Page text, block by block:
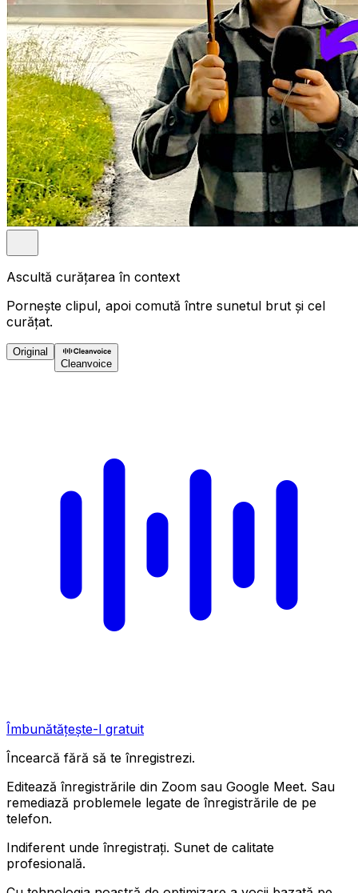
Ascultă curățarea în context
Pornește clipul, apoi comută între sunetul brut și cel
curățat.
Original
Cleanvoice
Îmbunătățește-l gratuit
Încearcă fără să te înregistrezi.
Editează înregistrările din Zoom sau Google Meet. Sau
remediază problemele legate de înregistrările de pe
telefon.
Indiferent unde înregistrați. Sunet de calitate
profesională.